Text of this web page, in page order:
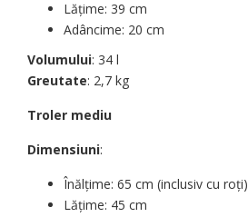
Lățime: 39 cm
Adâncime: 20 cm
Volumului: 34 l
Greutate: 2,7 kg
Troler mediu
Dimensiuni:
Înălțime: 65 cm (inclusiv cu roți)
Lățime: 45 cm